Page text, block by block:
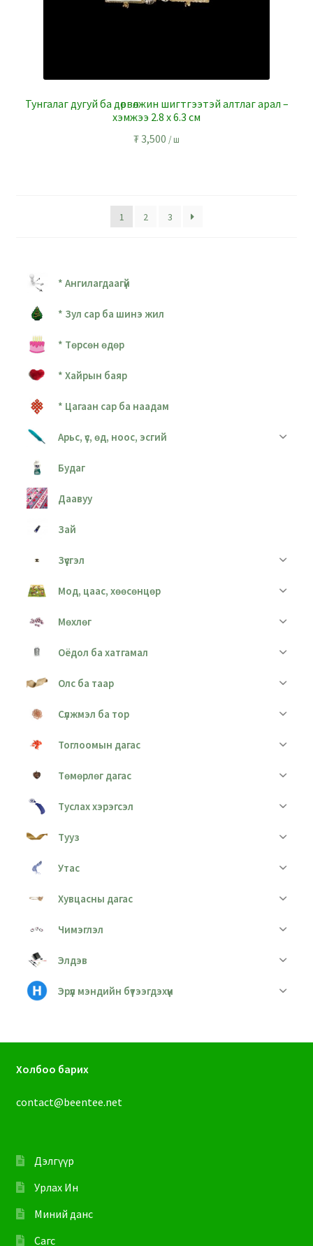
Тунгалаг дугуй ба дөрвөлжин шигтгээтэй алтлаг арал –
хэмжээ 2.8 x 6.3 см
₮3,500 / ш
1 2 3
* Ангилагдаагүй
* Зул сар ба шинэ жил
* Төрсөн өдөр
* Хайрын баяр
* Цагаан сар ба наадам
Арьс, үс, өд, ноос, эсгий
Будаг
Даавуу
Зай
Зүүсгэл
Мод, цаас, хөөсөнцөр
Мөхлөг
Оёдол ба хатгамал
Олс ба таар
Сүлжмэл ба тор
Тоглоомын дагас
Төмөрлөг дагас
Туслах хэрэгсэл
Тууз
Утас
Хувцасны дагас
Чимэглэл
Элдэв
Эрүүл мэндийн бүтээгдэхүүн
Холбоо барих
contact@beentee.net
Дэлгүүр
Урлах Ин
Миний данс
Сагс